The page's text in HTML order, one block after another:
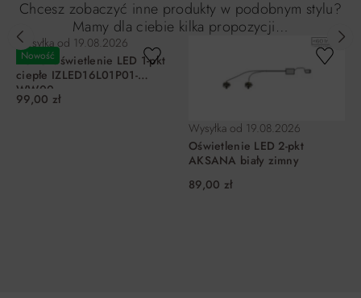
Chcesz zobaczyć inne produkty w podobnym stylu?
Mamy dla ciebie kilka propozycji…
Nowość
Wysyłka od 19.08.2026
DURO Oświetlenie LED 1-pkt
ciepłe IZLED16L01P01-
WW00
99,00 zł
Wysyłka od 19.08.2026
Oświetlenie LED 2-pkt
AKSANA biały zimny
89,00 zł